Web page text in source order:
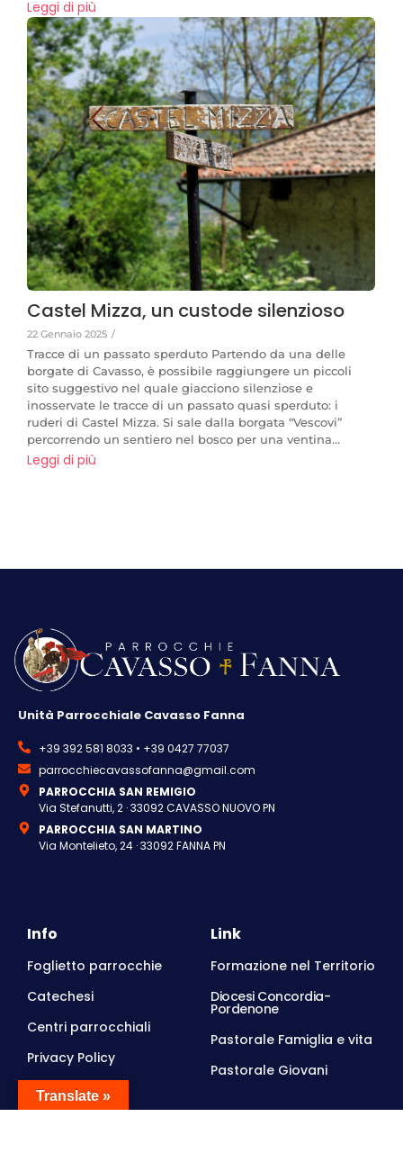
Leggi di più
Castel Mizza, un custode silenzioso
22 Gennaio 2025 /
Tracce di un passato sperduto Partendo da una delle
borgate di Cavasso, è possibile raggiungere un piccoli
sito suggestivo nel quale giacciono silenziose e
inosservate le tracce di un passato quasi sperduto: i
ruderi di Castel Mizza. Si sale dalla borgata “Vescovi”
percorrendo un sentiero nel bosco per una ventina...
Leggi di più
Unità Parrocchiale Cavasso Fanna
+39 392 581 8033 • +39 0427 77037
parrocchiecavassofanna@gmail.com
PARROCCHIA SAN REMIGIO
Via Stefanutti, 2 · 33092 CAVASSO NUOVO PN
PARROCCHIA SAN MARTINO
Via Montelieto, 24 · 33092 FANNA PN
Info
Foglietto parrocchie
Catechesi
Centri parrocchiali
Privacy Policy
Link
Formazione nel Territorio
Diocesi Concordia-
Pordenone
Pastorale Famiglia e vita
Pastorale Giovani
Orari d'ufficio
Translate »